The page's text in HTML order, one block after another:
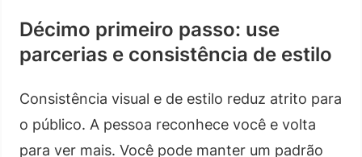
Décimo primeiro passo: use
parcerias e consistência de estilo
Consistência visual e de estilo reduz atrito para
o público. A pessoa reconhece você e volta
para ver mais. Você pode manter um padrão